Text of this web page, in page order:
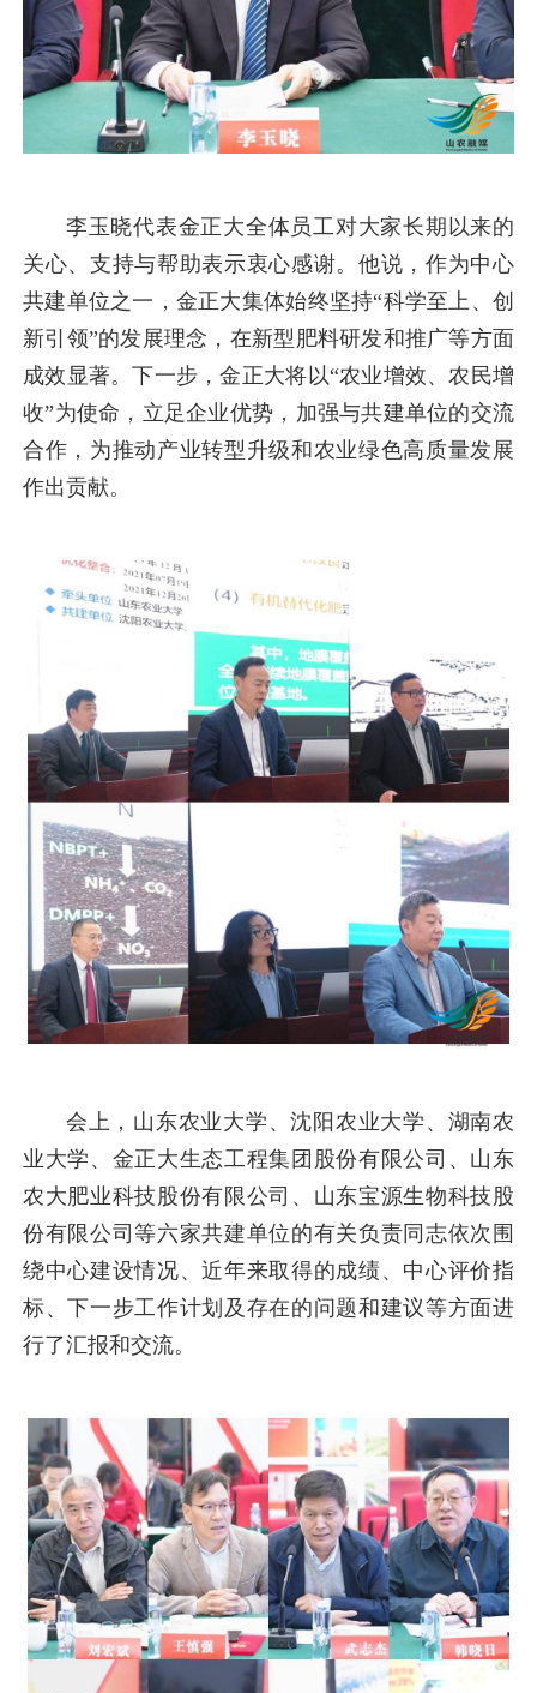
李玉晓代表金正大全体员工对大家长期以来的
关心、支持与帮助表示衷心感谢。他说，作为中心
共建单位之一，金正大集体始终坚持“科学至上、创
新引领”的发展理念，在新型肥料研发和推广等方面
成效显著。下一步，金正大将以“农业增效、农民增
收”为使命，立足企业优势，加强与共建单位的交流
合作，为推动产业转型升级和农业绿色高质量发展
作出贡献。
会上，山东农业大学、沈阳农业大学、湖南农
业大学、金正大生态工程集团股份有限公司、山东
农大肥业科技股份有限公司、山东宝源生物科技股
份有限公司等六家共建单位的有关负责同志依次围
绕中心建设情况、近年来取得的成绩、中心评价指
标、下一步工作计划及存在的问题和建议等方面进
行了汇报和交流。